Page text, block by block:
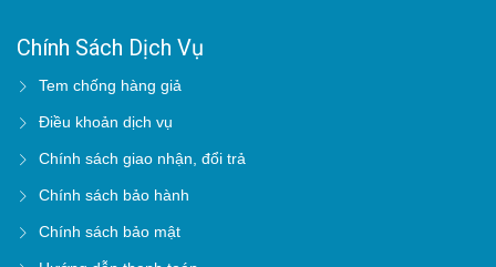
Chính Sách Dịch Vụ
Tem chống hàng giả
Điều khoản dịch vụ
Chính sách giao nhận, đổi trả
Chính sách bảo hành
Chính sách bảo mật